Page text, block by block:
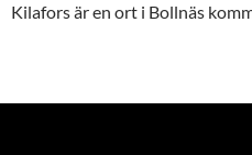
Kilafors är en ort i Bollnäs